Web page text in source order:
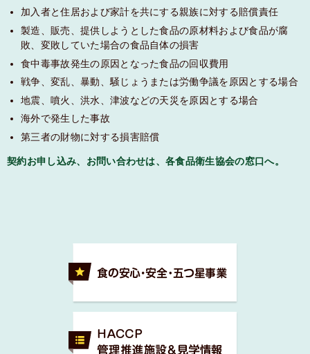
加入者と住居および家計を共にする親族に対する賠償責任
製造、販売、提供しようとした食品の原材料および食品が腐
敗、変敗していた場合の食品自体の損害
食中毒事故発生の原因となった食品の回収費用
戦争、変乱、暴動、騒じょうまたは労働争議を原因とする場合
地震、噴火、洪水、津波などの天災を原因とする場合
海外で発生した事故
第三者の財物に対する損害賠償
契約お申し込み、お問い合わせは、各食品衛生協会の窓口へ。